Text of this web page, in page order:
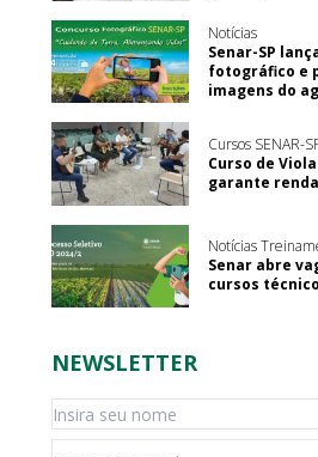
Notícias
Senar-SP
fotográfico e
imagens do
Cursos SENAR-
Curso de
garante
Notícias
Senar abre
cursos
NEWSLETTER